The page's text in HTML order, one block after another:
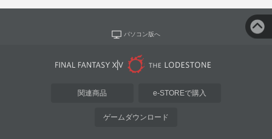
パソコン版へ
関連商品 e-STOREで購入
ゲームダウンロード